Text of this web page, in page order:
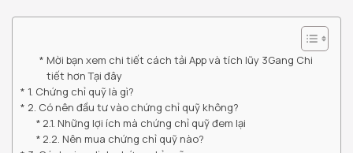
Mời bạn xem chi tiết cách tải App và tích lũy 3Gang Chi
tiết hơn Tại đây
1. Chứng chỉ quỹ là gì?
2. Có nên đầu tư vào chứng chỉ quỹ không?
2.1. Những lợi ích mà chứng chỉ quỹ đem lại
2.2. Nên mua chứng chỉ quỹ nào?